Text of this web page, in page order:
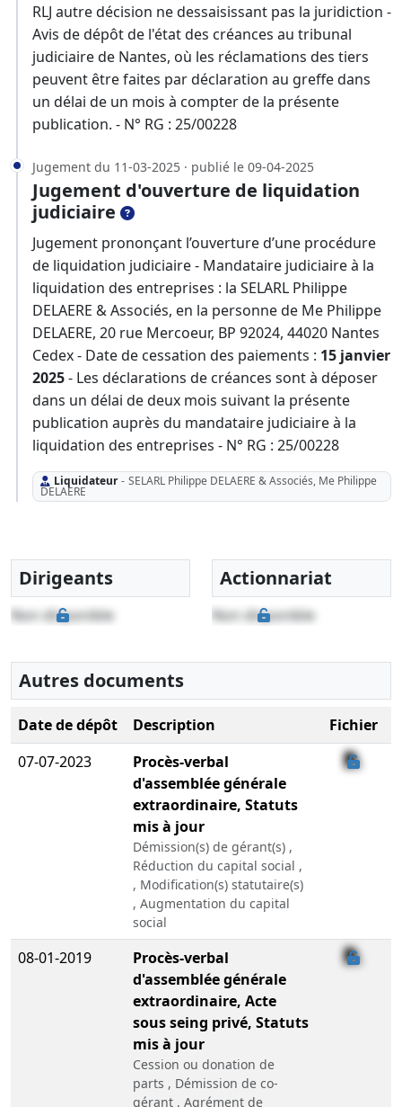
RLJ autre décision ne dessaisissant pas la juridiction -
Avis de dépôt de l'état des créances au tribunal
judiciaire de Nantes, où les réclamations des tiers
peuvent être faites par déclaration au greffe dans
un délai de un mois à compter de la présente
publication. - N° RG : 25/00228
Jugement du 11-03-2025 · publié le 09-04-2025
Jugement d'ouverture de liquidation
judiciaire
Jugement prononçant l’ouverture d’une procédure
de liquidation judiciaire - Mandataire judiciaire à la
liquidation des entreprises : la SELARL Philippe
DELAERE & Associés, en la personne de Me Philippe
DELAERE, 20 rue Mercoeur, BP 92024, 44020 Nantes
Cedex - Date de cessation des paiements : 15 janvier
2025- Les déclarations de créances sont à déposer
dans un délai de deux mois suivant la présente
publication auprès du mandataire judiciaire à la
liquidation des entreprises - N° RG : 25/00228
Liquidateur - SELARL Philippe DELAERE & Associés, Me Philippe
DELAERE
Dirigeants
Non disponible
Actionnariat
Non disponible
Autres documents
Date de dépôt Description
Fichier
07-07-2023
Procès-verbal
d'assemblée générale
extraordinaire, Statuts
mis à jour
Démission(s) de gérant(s) ,
Réduction du capital social ,
, Modification(s) statutaire(s)
, Augmentation du capital
social
08-01-2019
Procès-verbal
d'assemblée générale
extraordinaire, Acte
sous seing privé, Statuts
mis à jour
Cession ou donation de
parts , Démission de co-
gérant , Agrément de